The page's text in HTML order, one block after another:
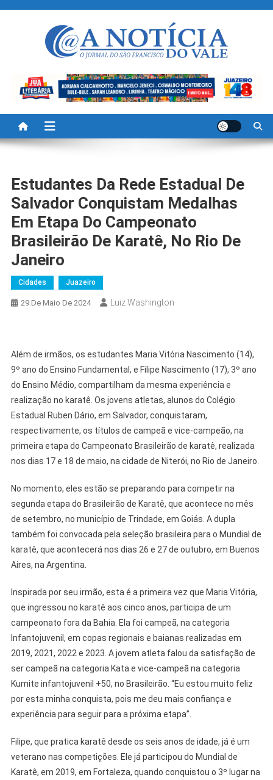
A Noticia Do Vale
Estudantes Da Rede Estadual De
Salvador Conquistam Medalhas
Em Etapa Do Campeonato
Brasileirão De Karatê, No Rio De
Janeiro
Cidades Juazeiro
29 De Maio De 2024 Luiz Washington
Além de irmãos, os estudantes Maria Vitória Nascimento (14),
9º ano do Ensino Fundamental, e Filipe Nascimento (17), 3º ano
do Ensino Médio, compartilham da mesma experiência e
realização no karatê. Os jovens atletas, alunos do Colégio
Estadual Ruben Dário, em Salvador, conquistaram,
respectivamente, os títulos de campeã e vice-campeão, na
primeira etapa do Campeonato Brasileirão de karatê, realizada
nos dias 17 e 18 de maio, na cidade de Niterói, no Rio de Janeiro.
No momento, eles estão se preparando para competir na
segunda etapa do Brasileirão de Karatê, que acontece no mês
de setembro, no município de Trindade, em Goiás. A dupla
também foi convocada pela seleção brasileira para o Mundial de
karatê, que acontecerá nos dias 26 e 27 de outubro, em Buenos
Aires, na Argentina.
Inspirada por seu irmão, esta é a primeira vez que Maria Vitória,
que ingressou no karatê aos cinco anos, participa de um
campeonato fora da Bahia. Ela foi campeã, na categoria
Infantojuvenil, em copas regionais e baianas realizadas em
2019, 2021, 2022 e 2023. A jovem atleta falou da satisfação de
ser campeã na categoria Kata e vice-campeã na categoria
Kumite infantojuvenil +50, no Brasileirão. “Eu estou muito feliz
por esta minha conquista, pois me deu mais confiança e
experiência para seguir para a próxima etapa”.
Filipe, que pratica karatê desde os seis anos de idade, já é um
veterano nas competições. Ele já participou do Mundial de
Karatê, em 2019, em Fortaleza, quando conquistou o 3º lugar na